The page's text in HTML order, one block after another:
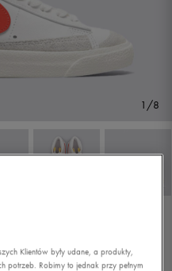
1/8
Klientów były udane, a produkty,
potrzeb. Robimy to jednak przy pełnym